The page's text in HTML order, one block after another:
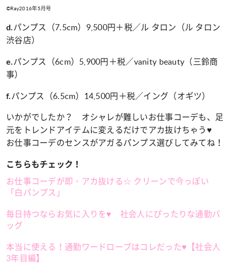
©Ray2016年5月号
d. パンプス（7.5cm）9,500円＋税／ル タロン（ル タロン
渋谷店）
e. パンプス（6cm）5,900円＋税／vanity beauty（三鈴商
事）
f. パンプス（6.5cm）14,500円＋税／イング（オギツ）
いかがでしたか？ オシャレが難しいお仕事コーデも、足
元をトレンドアイテムに変えるだけでアカ抜けちゃう♥
お仕事コーデのセンスがアガるパンプス選びしてみてね！
こちらもチェック！
お仕事コーデが即・アカ抜ける☆ クリーンで今っぽい
「白パンプス」
毎日持つならお気に入りを♥ 社会人にぴったりな通勤バ
ッグ
本当に使える！通勤ワードローブはコレだった♥【社会人
3年目編】